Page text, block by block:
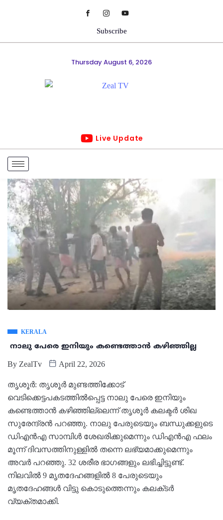
Subscribe
Thursday August 6, 2026
Live Update
KERALA
നാലു പേരെ ഇനിയും കണ്ടെത്താൻ കഴിഞ്ഞില്ല
By ZealTv April 22, 2026
തൃശൂർ: തൃശൂർ മുണ്ടത്തിക്കോട്
വെടിക്കെട്ടപകടത്തിൽപ്പെട്ട നാലു പേരെ ഇനിയും
കണ്ടെത്താൻ കഴിഞ്ഞില്ലെന്ന് തൃശൂർ കലക്ടർ ശിഖ
സുരേന്ദ്രൻ പറഞ്ഞു. നാലു പേരുടെയും ബന്ധുക്കളുടെ
ഡിഎൻഎ സാമ്പിൾ ശേഖരിക്കുമെന്നും ഡിഎൻഎ ഫലം
മൂന്ന് ദിവസത്തിനുള്ളിൽ തന്നെ ലഭ്യമാക്കുമെന്നും
അവർ പറഞ്ഞു. 32 ശരീര ഭാഗങ്ങളും ലഭിച്ചിട്ടുണ്ട്.
നിലവിൽ 9 മൃതദേഹങ്ങളിൽ 8 പേരുടെയും
മൃതദേഹങ്ങൾ വിട്ടു കൊടുത്തെന്നും കലക്‌ടർ
വ്യക്തമാക്കി.